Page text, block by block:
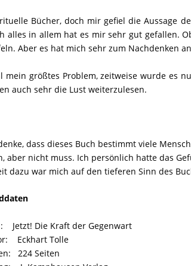
Bücher, doch mir gefiel die Aussage
alles in allem hat es mir sehr gut gefallen.
Aber es hat mich sehr zum Nachdenken
mein größtes Problem, zeitweise wurde es
auch sehr die Lust weiterzulesen.
dass dieses Buch bestimmt viele
aber nicht muss. Ich persönlich hatte das
dazu war mich auf den tieferen Sinn des
Jetzt! Die Kraft der Gegenwart
Eckhart Tolle
224 Seiten